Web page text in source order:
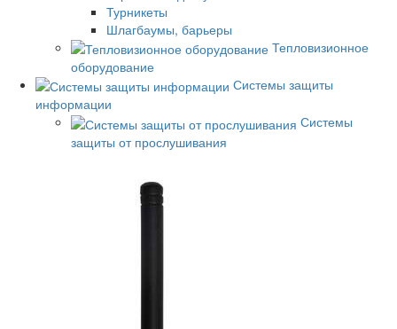
Турникеты
Шлагбаумы, барьеры
Тепловизионное
оборудование
Системы защиты
информации
Системы
защиты от прослушивания